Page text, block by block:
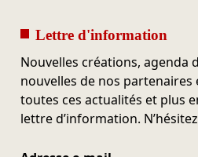
Lettre d'information
Nouvelles créations, agenda
nouvelles de nos partenaires
toutes ces actualités et plus
lettre d’information.